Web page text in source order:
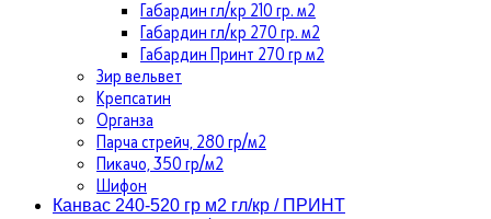
Габардин гл/кр 210 гр. м2
Габардин гл/кр 270 гр. м2
Габардин Принт 270 гр м2
Зир вельвет
Крепсатин
Органза
Парча стрейч, 280 гр/м2
Пикачо, 350 гр/м2
Шифон
Канвас 240-520 гр м2 гл/кр / ПРИНТ